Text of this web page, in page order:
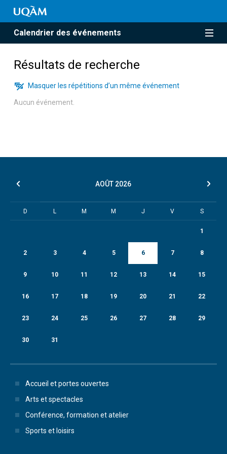
Calendrier des événements
Résultats de recherche
Masquer les répétitions d’un même événement
Aucun événement.
AOÛT 2026
D L M M J V S
1
2 3 4 5 6 7 8
9 10 11 12 13 14 15
16 17 18 19 20 21 22
23 24 25 26 27 28 29
30 31
Accueil et portes ouvertes
Arts et spectacles
Conférence, formation et atelier
Sports et loisirs